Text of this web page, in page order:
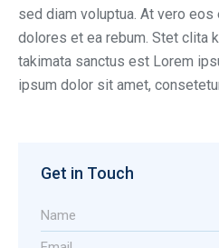
sed diam voluptua. At vero
dolores et ea rebum. Stet clita
takimata sanctus est Lorem
ipsum dolor sit amet,
Get in Touch